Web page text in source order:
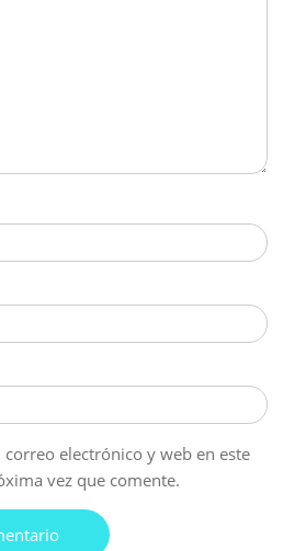
electrónico y web en este
vez que comente.